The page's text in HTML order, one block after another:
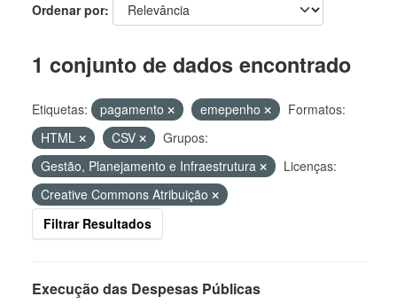
Ordenar por
1 conjunto de dados encontrado
Etiquetas: pagamento emepenho
Formatos:
HTML
CSV
Grupos:
Gestão, Planejamento e Infraestrutura
Licenças:
Creative Commons Atribuição
Filtrar Resultados
Execução das Despesas Públicas